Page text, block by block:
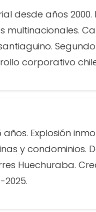
desde años 2000.
multinacionales.
corporativo
Explosión
y condominios.
Huechuraba.